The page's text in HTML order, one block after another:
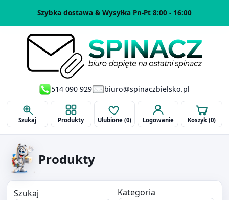
Szybka dostawa & Wysyłka Pn-Pt 8:00 - 16:00
514 090 929 biuro@spinaczbielsko.pl
Szukaj Produkty Ulubione (0) Logowanie Koszyk (0)
Produkty
Szukaj Kategoria